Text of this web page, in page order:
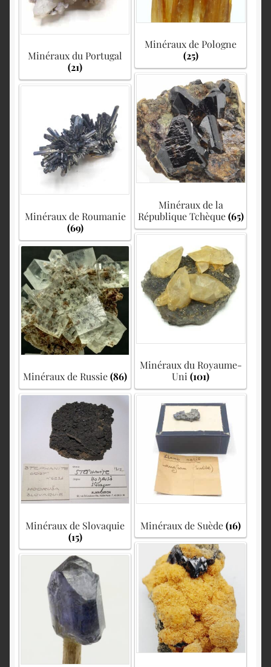
Minéraux de Pologne
(25)
Minéraux du Portugal
(21)
Minéraux de la
République Tchèque(65)
Minéraux de Roumanie
(69)
Minéraux du Royaume-
Uni(101)
Minéraux de Russie(86)
Minéraux de Slovaquie
(15)
Minéraux de Suède(16)